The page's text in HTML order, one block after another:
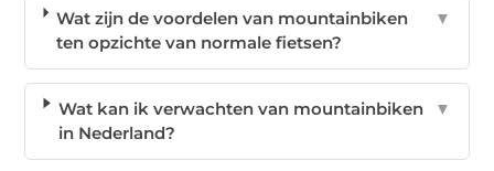
Wat zijn de voordelen van mountainbiken
ten opzichte van normale fietsen?
▼
Wat kan ik verwachten van mountainbiken
in Nederland?
▼